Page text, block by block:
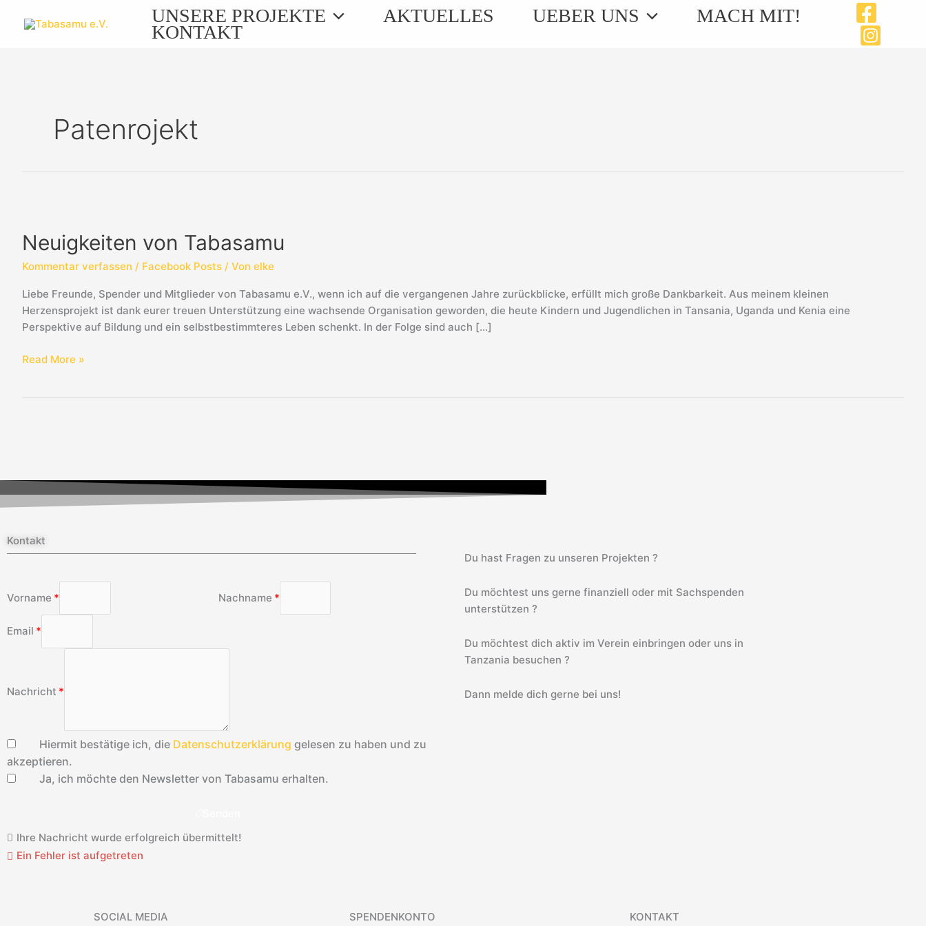
Inhalt
UNSERE PROJEKTE AKTUELLES UEBER UNS MACH MIT!
KONTAKT
Patenrojekt
Neuigkeiten von Tabasamu
Kommentar verfassen / Facebook Posts / Von elke
Liebe Freunde, Spender und Mitglieder von Tabasamu e.V., wenn ich auf die vergangenen Jahre zurückblicke, erfüllt mich große Dankbarkeit. Aus meinem kleinen
Herzensprojekt ist dank eurer treuen Unterstützung eine wachsende Organisation geworden, die heute Kindern und Jugendlichen in Tansania, Uganda und Kenia eine
Perspektive auf Bildung und ein selbstbestimmteres Leben schenkt. In der Folge sind auch […]
Tabasamu
Read More »
Kontakt
Vorname Nachname
Email
Nachricht
Hiermit bestätige ich, die Datenschutzerklärung gelesen zu haben und zu
akzeptieren.
Ja, ich möchte den Newsletter von Tabasamu erhalten.
Ihre Nachricht wurde erfolgreich übermittelt!
Ein Fehler ist aufgetreten
Du hast Fragen zu unseren Projekten ?
Du möchtest uns gerne finanziell oder mit Sachspenden
unterstützen ?
Du möchtest dich aktiv im Verein einbringen oder uns in
Tanzania besuchen ?
Dann melde dich gerne bei uns!
SOCIAL MEDIA SPENDENKONTO KONTAKT